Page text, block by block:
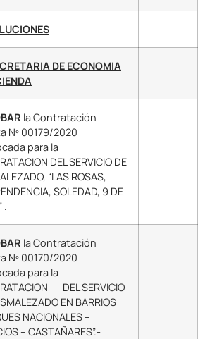
DE ECONOMIA
la Contratación
Nº 00179/2020
para la
DEL SERVICIO DE
“LAS ROSAS,
SOLEDAD, 9 DE
.-
la Contratación
Nº 00170/2020
para la
DEL SERVICIO
EN BARRIOS
NACIONALES –
– CASTAÑARES”.-